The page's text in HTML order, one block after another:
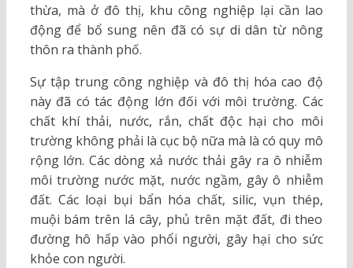
thừa, mà ở đô thị, khu công nghiệp lại cần lao
động để bổ sung nên đã có sự di dân từ nông
thôn ra thành phố.
Sự tập trung công nghiệp và đô thị hóa cao độ
này đã có tác động lớn đối với môi trường. Các
chất khí thải, nước, rắn, chất độc hại cho môi
trường không phải là cục bộ nữa mà là có quy mô
rộng lớn. Các dòng xả nước thải gây ra ô nhiễm
môi trường nước mặt, nước ngầm, gây ô nhiễm
đất. Các loại bụi bẩn hóa chất, silic, vụn thép,
muội bám trên lá cây, phủ trên mặt đất, đi theo
đường hô hấp vào phổi người, gây hại cho sức
khỏe con người.